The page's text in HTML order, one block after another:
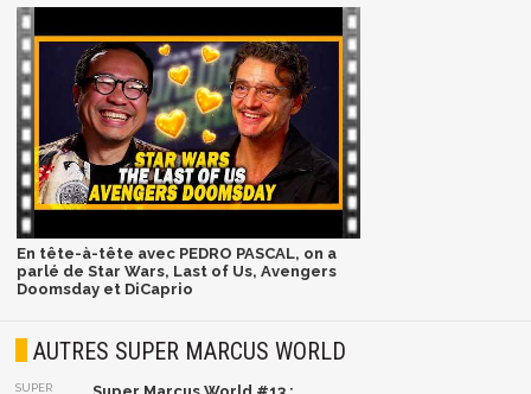
En tête-à-tête avec PEDRO PASCAL, on a
parlé de Star Wars, Last of Us, Avengers
Doomsday et DiCaprio
AUTRES SUPER MARCUS WORLD
SUPER